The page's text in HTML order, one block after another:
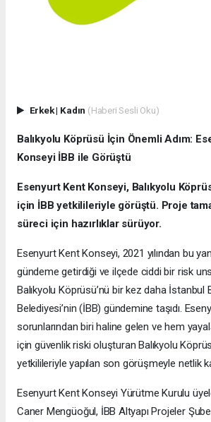
Erkek| Kadın (Haberi Sesli Oku)
Balıkyolu Köprüsü İçin Önemli Adım:
Konseyi İBB ile Görüştü
Esenyurt Kent Konseyi, Balıkyolu
için İBB yetkilileriyle görüştü. Proje
süreci için hazırlıklar sürüyor.
Esenyurt Kent Konseyi, 2021 yılından bu
gündeme getirdiği ve ilçede ciddi bir risk
Balıkyolu Köprüsü’nü bir kez daha İstanbul
Belediyesi’nin (İBB) gündemine taşıdı.
sorunlarından biri haline gelen ve hem
için güvenlik riski oluşturan Balıkyolu
yetkilileriyle yapılan son görüşmeyle netlik
Esenyurt Kent Konseyi Yürütme Kurulu
Caner Mengüoğul, İBB Altyapı Projeler